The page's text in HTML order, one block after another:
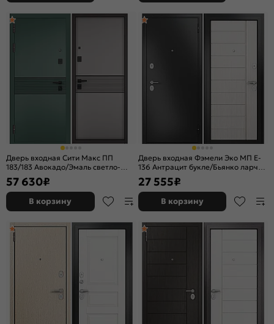
Дверь входная Сити Макс ПП
183/183 Авокадо/Эмаль светло-
серая, 2 замка, с ночной задвижкой
57 630₽
В корзину
Дверь входная Фэмели Эко МП E-
136 Антрацит букле/Бьянко ларче,
2 замка
27 555₽
В корзину